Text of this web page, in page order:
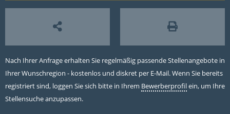
Nach Ihrer Anfrage erhalten Sie regelmäßig passende Stellenangebote in
Ihrer Wunschregion - kostenlos und diskret per E-Mail. Wenn Sie bereits
registriert sind, loggen Sie sich bitte in Ihrem Bewerberprofilein, um Ihre
Stellensuche anzupassen.